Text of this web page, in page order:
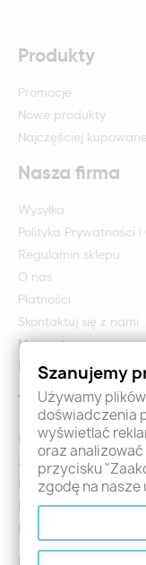
Produkty
Promocje
Nowe produkty
Najczęściej kupowane
Nasza firma
Wysyłka
Polityka Prywatności i
Regulamin sklepu
O nas
Płatności
Skontaktuj się z nami
Mapa strony
Formularz zwrotu i
Twoje konto
Logowanie
Załóż konto -
Moje zamówienia
Promocje
Nowości
Szanujemy
Używamy
doświadczenia
wyświetlać
oraz
przycisku
zgodę na nasze